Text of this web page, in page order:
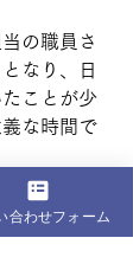
の職員さ
なり、日
ことが少
な時間で
合わせフォーム